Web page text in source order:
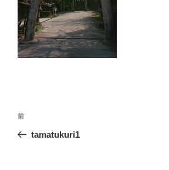
投
前
の
前
tamatukuri1